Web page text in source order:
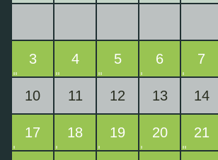
3 4 5 6 7
10 11 12 13 14
17 18 19 20 21